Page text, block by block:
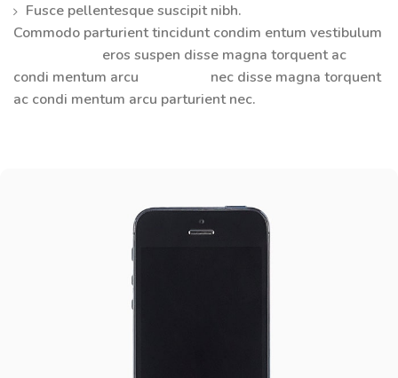
Fusce pellentesque suscipit nibh.
Commodo parturient tincidunt condim entum vestibulum
eros suspen disse magna torquent ac
condi mentum arcu
nec disse magna torquent
ac condi mentum arcu parturient nec.